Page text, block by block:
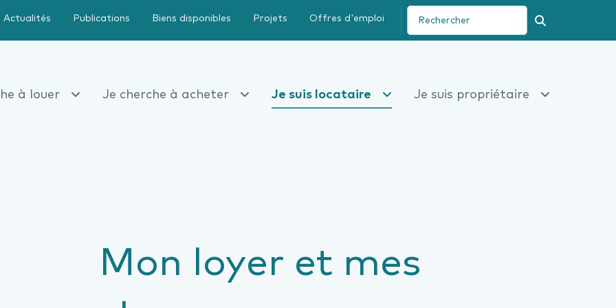
à louer Je cherche à acheter Je suis locataire Je suis propriétaire
Actualités Publications Biens disponibles Projets Offres d'emploi
Mon loyer et mes